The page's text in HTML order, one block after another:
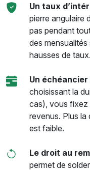
Un taux
pierre angulaire
pas pendant
des
hausses de taux.
Un
choisissant la
cas), vous fixez
revenus. Plus la
est faible.
Le droit au
permet de